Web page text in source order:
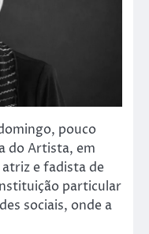
pouco
do Artista, em
e fadista de
particular
sociais, onde a